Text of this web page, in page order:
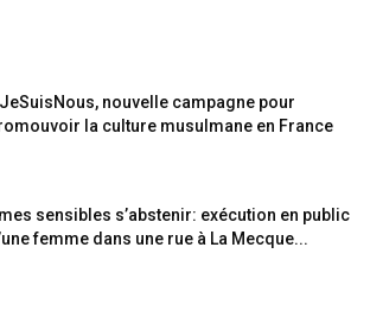
nouvelle campagne pour
la culture musulmane en France
sensibles s’abstenir: exécution en public
femme dans une rue à La Mecque...